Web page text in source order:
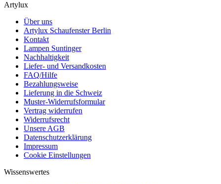
Artylux
Über uns
Artylux Schaufenster Berlin
Kontakt
Lampen Suntinger
Nachhaltigkeit
Liefer- und Versandkosten
FAQ/Hilfe
Bezahlungsweise
Lieferung in die Schweiz
Muster-Widerrufsformular
Vertrag widerrufen
Widerrufsrecht
Unsere AGB
Datenschutzerklärung
Impressum
Cookie Einstellungen
Wissenswertes